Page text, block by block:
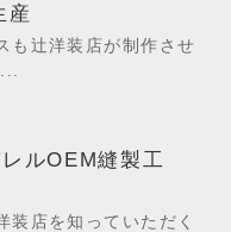
産
も辻洋装店が制作させ
ルOEM縫製工
装店を知っていただく